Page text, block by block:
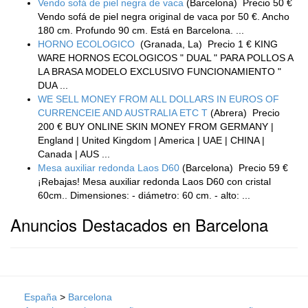
Vendo sofá de piel negra de vaca (Barcelona)
Precio 50 €
Vendo sofá de piel negra original de vaca por 50 €. Ancho
180 cm. Profundo 90 cm. Está en Barcelona. ...
HORNO ECOLOGICO (Granada, La)
Precio 1 € KING
WARE HORNOS ECOLOGICOS " DUAL " PARA POLLOS A
LA BRASA MODELO EXCLUSIVO FUNCIONAMIENTO "
DUA ...
WE SELL MONEY FROM ALL DOLLARS IN EUROS OF
CURRENCEIE AND AUSTRALIA ETC T (Abrera)
Precio
200 € BUY ONLINE SKIN MONEY FROM GERMANY |
England | United Kingdom | America | UAE | CHINA |
Canada | AUS ...
Mesa auxiliar redonda Laos D60 (Barcelona)
Precio 59 €
¡Rebajas! Mesa auxiliar redonda Laos D60 con cristal
60cm.. Dimensiones: - diámetro: 60 cm. - alto: ...
Anuncios Destacados en Barcelona
España > Barcelona